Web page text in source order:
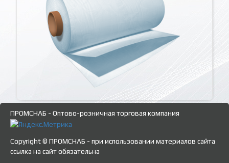
ПРОМСНАБ - Оптово-розничная торговая компания
Copyright © ПРОМСНАБ - при использовании материалов сайта
ссылка на сайт обязательна